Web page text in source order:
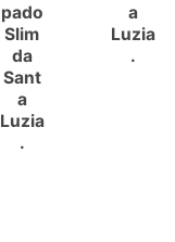
pado
Slim
da
Sant
a
Luzia
.
a
Luzia
.